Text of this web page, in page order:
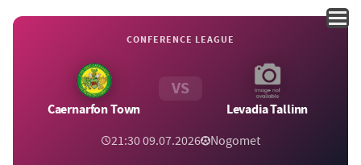
CONFERENCE LEAGUE
Caernarfon Town
VS
Levadia Tallinn
21:30 09.07.2026 Nogomet